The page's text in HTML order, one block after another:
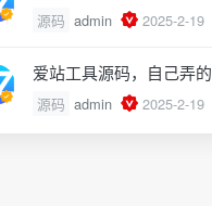
源码 admin 2025-2-19
爱站工具源码，自己弄
源码 admin 2025-2-19